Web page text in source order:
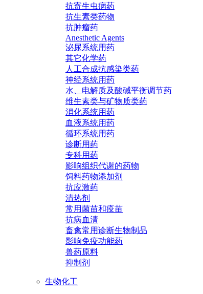
抗寄生虫病药
抗生素类药物
抗肿瘤药
Anesthetic Agents
泌尿系统用药
其它化学药
人工合成抗感染类药
神经系统用药
水、电解质及酸碱平衡调节药
维生素类与矿物质类药
消化系统用药
血液系统用药
循环系统用药
诊断用药
专科用药
影响组织代谢的药物
饲料药物添加剂
抗应激药
清热剂
常用菌苗和疫苗
抗病血清
畜禽常用诊断生物制品
影响免疫功能药
兽药原料
抑制剂
生物化工